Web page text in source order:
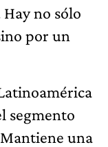
no sólo
por un
segmento
una